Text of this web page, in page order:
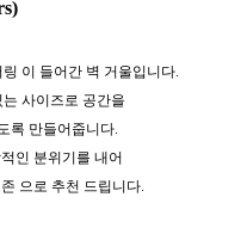
이 들어간 벽 거울입니다.
사이즈로 공간을
록 만들어줍니다.
인 분위기를 내어
으로 추천 드립니다.